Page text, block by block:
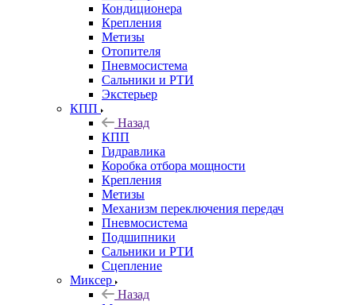
Кондиционера
Крепления
Метизы
Отопителя
Пневмосистема
Сальники и РТИ
Экстерьер
КПП
Назад
КПП
Гидравлика
Коробка отбора мощности
Крепления
Метизы
Механизм переключения передач
Пневмосистема
Подшипники
Сальники и РТИ
Сцепление
Миксер
Назад